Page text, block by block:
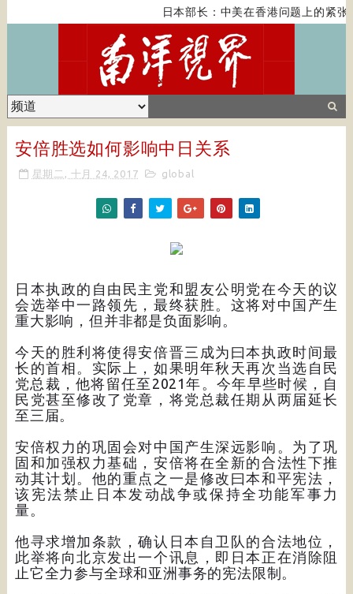
日本部长：中美在香港问题上的紧张
安倍胜选如何影响中日关系
星期二, 十月 24, 2017 global
日本执政的自由民主党和盟友公明党在今天的议
会选举中一路领先，最终获胜。这将对中国产生
重大影响，但并非都是负面影响。
今天的胜利将使得安倍晋三成为曰本执政时间最
长的首相。实际上，如果明年秋天再次当选自民
党总裁，他将留任至2021年。今年早些时候，自
民党甚至修改了党章，将党总裁任期从两届延长
至三届。
安倍权力的巩固会对中国产生深远影响。为了巩
固和加强权力基础，安倍将在全新的合法性下推
动其计划。他的重点之一是修改曰本和平宪法，
该宪法禁止日本发动战争或保持全功能军事力
量。
他寻求增加条款，确认日本自卫队的合法地位，
此举将向北京发出一个讯息，即日本正在消除阻
止它全力参与全球和亚洲事务的宪法限制。